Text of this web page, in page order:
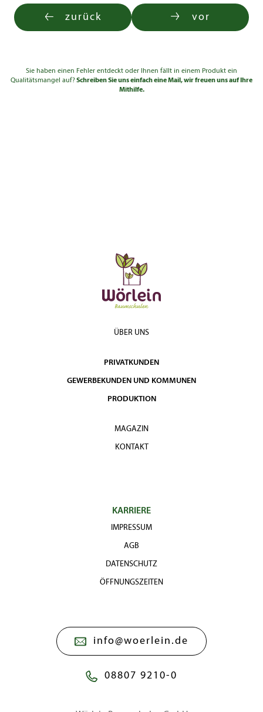
zurück vor
Sie haben einen Fehler entdeckt oder Ihnen fällt in einem Produkt ein
Qualitätsmangel auf?Schreiben Sie uns einfach eine Mail, wir freuen uns auf Ihre
Mithilfe.
ÜBER UNS
PRIVATKUNDEN
GEWERBEKUNDEN UND KOMMUNEN
PRODUKTION
MAGAZIN
KONTAKT
KARRIERE
IMPRESSUM
AGB
DATENSCHUTZ
ÖFFNUNGSZEITEN
info@woerlein.de
08807 9210-0